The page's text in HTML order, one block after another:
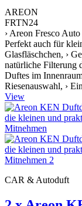
AREON
FRTN24
› Areon Fresco
Perfekt auch für
Glasfläschchen, ›
natürliche Filterung
Duftes im
Riesenauswahl, ›
View
CAR & Autoduft